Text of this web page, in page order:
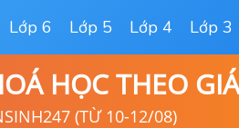
Lớp 6 Lớp 5 Lớp 4 Lớp 3
HỌC THEO
(TỪ 10-12/08)